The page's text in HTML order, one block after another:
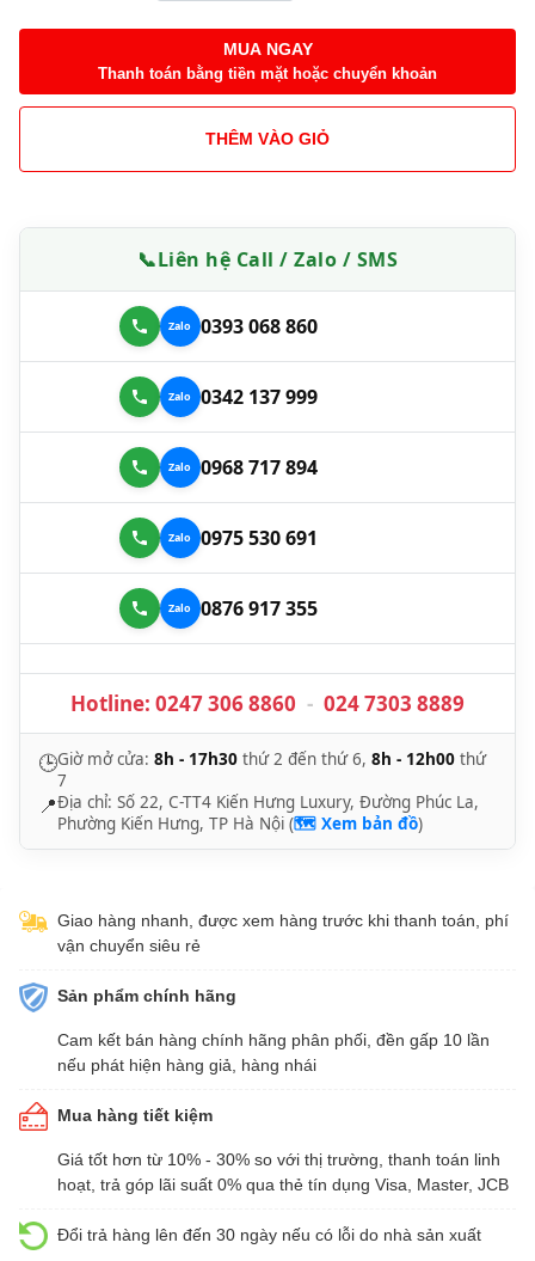
MUA NGAY
Thanh toán bằng tiền mặt hoặc chuyển khoản
THÊM VÀO GIỎ
📞Liên hệ Call / Zalo / SMS
0393 068 860
0342 137 999
0968 717 894
0975 530 691
0876 917 355
Hotline: 0247 306 8860 - 024 7303 8889
🕒Giờ mở cửa: 8h - 17h30 thứ 2 đến thứ 6, 8h - 12h00 thứ
7
📍Địa chỉ: Số 22, C-TT4 Kiến Hưng Luxury, Đường Phúc La,
Phường Kiến Hưng, TP Hà Nội (🗺️ Xem bản đồ)
Giao hàng nhanh, được xem hàng trước khi thanh toán, phí
vận chuyển siêu rẻ
Sản phẩm chính hãng
Cam kết bán hàng chính hãng phân phối, đền gấp 10 lần
nếu phát hiện hàng giả, hàng nhái
Mua hàng tiết kiệm
Giá tốt hơn từ 10% - 30% so với thị trường, thanh toán linh
hoạt, trả góp lãi suất 0% qua thẻ tín dụng Visa, Master, JCB
Đổi trả hàng lên đến 30 ngày nếu có lỗi do nhà sản xuất